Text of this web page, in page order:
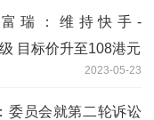
瑞：维持快手-
目标价升至108港元
2023-05-23
委员会就第二轮诉讼